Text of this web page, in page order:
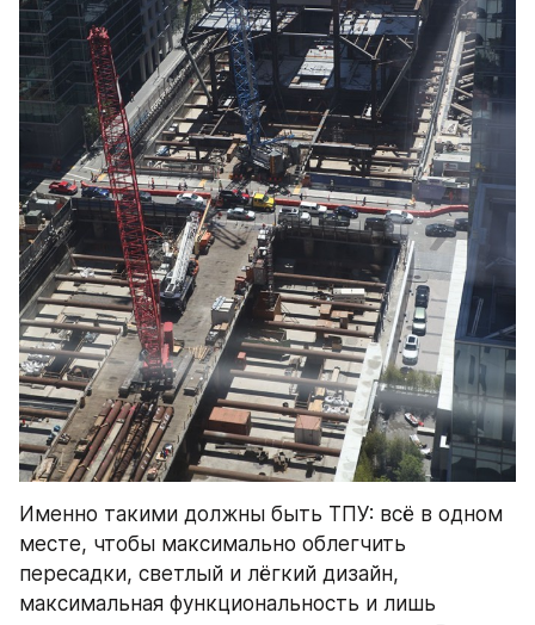
Именно такими должны быть ТПУ: всё в одном
месте, чтобы максимально облегчить
пересадки, светлый и лёгкий дизайн,
максимальная функциональность и лишь